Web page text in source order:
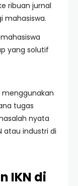
ribuan jurnal
mahasiswa.
yang solutif
menggunakan
tugas
nyata
atau industri di
IKN di